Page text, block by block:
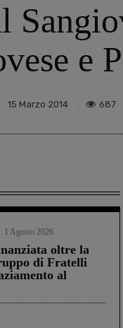
e
15 Marzo 2014 687
1 Agosto 2026
oltre la
di Fratelli
al